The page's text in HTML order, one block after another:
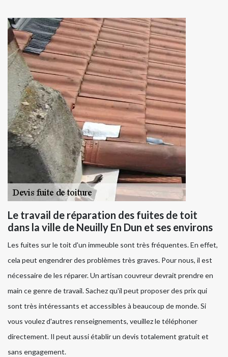
Le travail de réparation des fuites de toit
dans la ville de Neuilly En Dun et ses environs
Les fuites sur le toit d'un immeuble sont très fréquentes. En effet,
cela peut engendrer des problèmes très graves. Pour nous, il est
nécessaire de les réparer. Un artisan couvreur devrait prendre en
main ce genre de travail. Sachez qu'il peut proposer des prix qui
sont très intéressants et accessibles à beaucoup de monde. Si
vous voulez d'autres renseignements, veuillez le téléphoner
directement. Il peut aussi établir un devis totalement gratuit et
sans engagement.